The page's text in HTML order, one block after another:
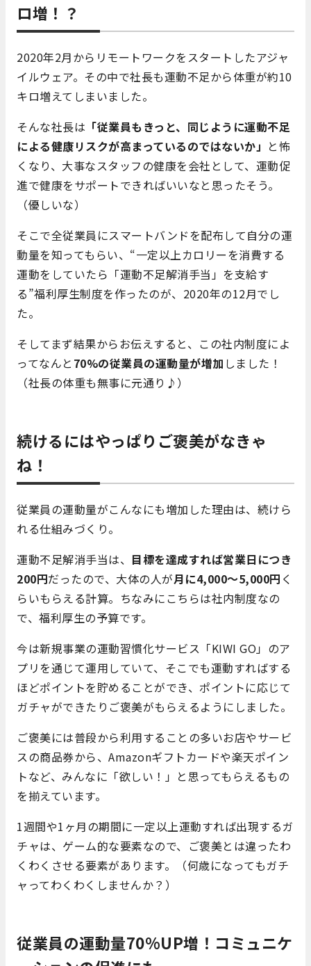
ロ増！？
2020年2月からリモートワークをスタートしたアジャ
イルウェア。その中で社長も運動不足から体重が約10
キロ増えてしまいました。
そんな社長は 「従業員もきっと、同じように運動不足
による健康リスクが高まっているのではないか」 と怖
くなり、大事なスタッフの健康を会社として、運動促
進で健康をサポートできればいいなと思ったそう。
（優しいな）
そこで全従業員にスマートバンドを配布して自分の運
動量を知ってもらい、“一定以上カロリーを消費する
運動をしていたら「運動不足解消手当」を支給す
る”福利厚生制度を作ったのが、2020年の12月でし
た。
そしてまず結果からお伝えすると、この社内制度によ
ってなんと 70%の従業員の運動量が増加 しました！
（社長の体重も無事に元通り♪）
続けるにはやっぱりご褒美がなきゃ
ね！
従業員の運動量がこんなにも増加した理由は、続けら
れる仕組みづくり。
運動不足解消手当は、 目標を達成すれば営業日につき
200円だったので、大体の人が月に4,000〜5,000円 く
らいもらえる計算。ちなみにこちらは社内制度なの
で、福利厚生の予算です。
今は新規事業の運動習慣化サービス「KIWI GO」のア
プリを通じて運用していて、そこでも運動すればする
ほどポイントを貯めることができ、ポイントに応じて
ガチャができたりご褒美がもらえるようにしました。
ご褒美には普段から利用することの多いお店やサービ
スの商品券から、Amazonギフトカードや楽天ポイン
トなど、みんなに「欲しい！」と思ってもらえるもの
を揃えています。
1週間や1ヶ月の期間に一定以上運動すれば出現するガ
チャは、ゲーム的な要素なので、ご褒美とは違ったわ
くわくさせる要素があります。（何歳になってもガチ
ャってわくわくしませんか？）
従業員の運動量70%UP増！コミュニケ